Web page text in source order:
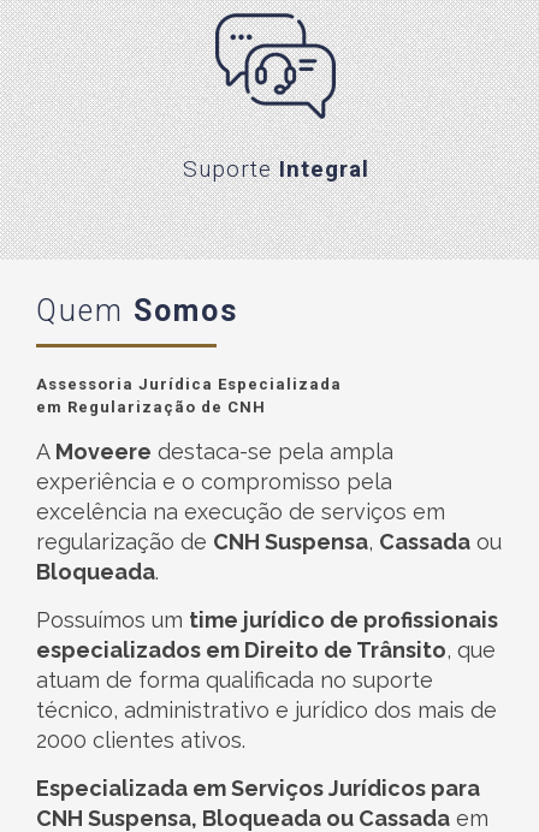
Suporte Integral
SuporteIntegral
Quem Somos
Assessoria Jurídica Especializada
em Regularização de CNH
A Moveere destaca-se pela ampla
experiência e o compromisso pela
excelência na execução de serviços em
regularização de CNH Suspensa, Cassada ou
Bloqueada.
Possuímos um time jurídico de profissionais
especializados em Direito de Trânsito, que
atuam de forma qualificada no suporte
técnico, administrativo e jurídico dos mais de
2000 clientes ativos.
Especializada em Serviços Jurídicos para
CNH Suspensa, Bloqueada ou Cassada em